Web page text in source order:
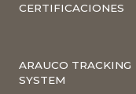
CERTIFICACIONES
ARAUCO TRACKING
SYSTEM